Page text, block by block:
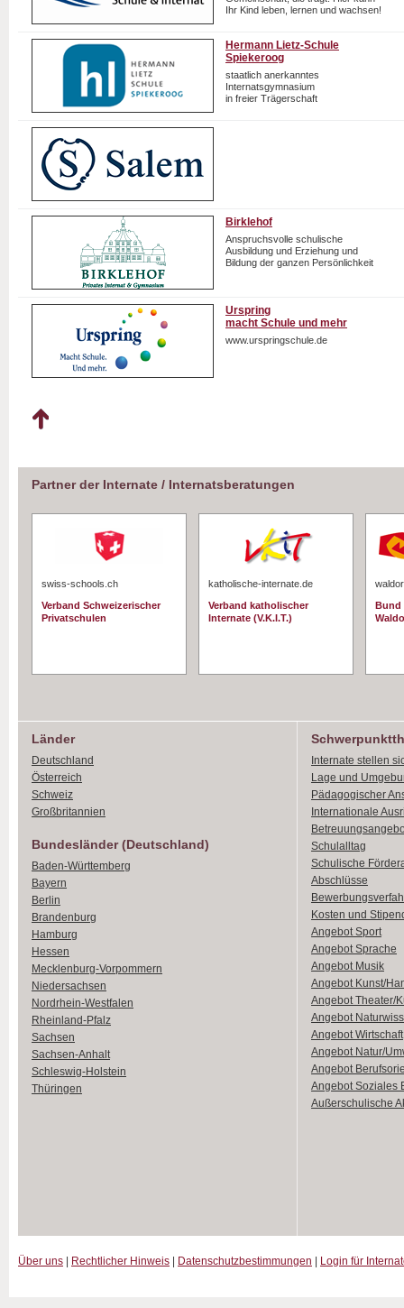
Ihr Kind leben, lernen und wachsen!
Hermann Lietz-Schule
Spiekeroog
staatlich anerkanntes
Internatsgymnasium
in freier Trägerschaft
Birklehof
Anspruchsvolle schulische
Ausbildung und Erziehung und
Bildung der ganzen Persönlichkeit
Urspring
macht Schule und mehr
www.urspringschule.de
Partner der Internate / Internatsberatungen
swiss-schools.ch
Verband Schweizerischer
Privatschulen
katholische-internate.de
Verband katholischer
Internate (V.K.I.T.)
Bund
Länder
Deutschland
Österreich
Schweiz
Großbritannien
Bundesländer (Deutschland)
Baden-Württemberg
Bayern
Berlin
Brandenburg
Hamburg
Hessen
Mecklenburg-Vorpommern
Niedersachsen
Nordrhein-Westfalen
Rheinland-Pfalz
Sachsen
Sachsen-Anhalt
Schleswig-Holstein
Thüringen
Internate stellen
Lage und
Pädagogischer
Internationale
Schulalltag
Schulische
Abschlüsse
Kosten und
Angebot Sport
Angebot Sprache
Angebot Musik
Angebot Kunst/
Angebot Theater/
Angebot
Angebot Wirtschaft
Angebot Natur/
Angebot
Angebot Soziales
Außerschulische
Über uns Rechtlicher Hinweis Datenschutzbestimmungen Login für